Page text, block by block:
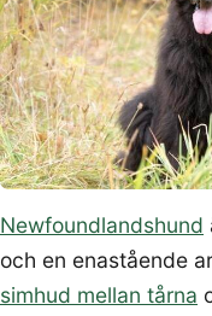
Newfoundlandshund
och en enastående
simhud mellan tårna